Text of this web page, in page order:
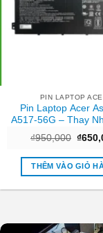
PIN LAPTOP
Pin Laptop Acer
A517-56G – Thay
TPHCM | Giá
₫950,000 Giá
là:
₫
THÊM VÀO GIỎ